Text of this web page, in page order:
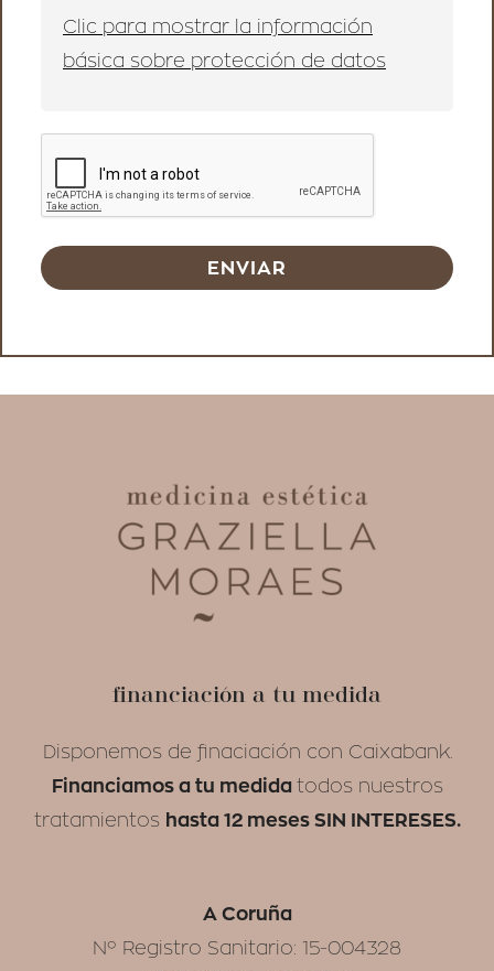
Clic para mostrar la información
básica sobre protección de datos
ENVIAR
financiación a tu medida
Disponemos de finaciación con Caixabank.
Financiamos a tu medida todos nuestros
tratamientos hasta 12 meses SIN INTERESES.
A Coruña
Nº Registro Sanitario: 15-004328